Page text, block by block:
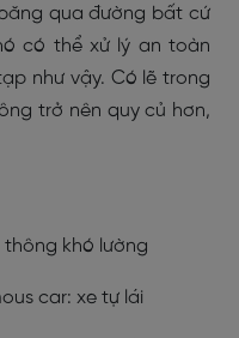
qua đường bất cứ
có thể xử lý an toàn
như vậy. Có lẽ trong
trở nên quy củ hơn,
khó lường
car: xe tự lái